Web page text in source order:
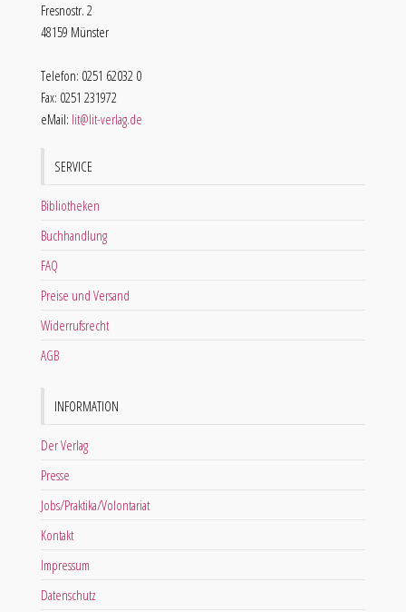
Fresnostr. 2
48159 Münster
Telefon: 0251 62032 0
Fax: 0251 231972
eMail: lit@lit-verlag.de
SERVICE
Bibliotheken
Buchhandlung
FAQ
Preise und Versand
Widerrufsrecht
AGB
INFORMATION
Der Verlag
Presse
Jobs/Praktika/Volontariat
Kontakt
Impressum
Datenschutz